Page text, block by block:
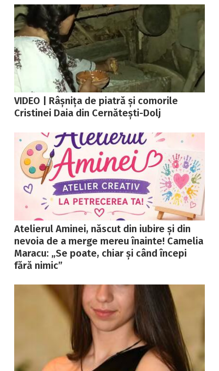
VIDEO | Râșnița de piatră și comorile
Cristinei Daia din Cernătești-Dolj
Atelierul Aminei, născut din iubire și din
nevoia de a merge mereu înainte! Camelia
Maracu: „Se poate, chiar și când începi
fără nimic”